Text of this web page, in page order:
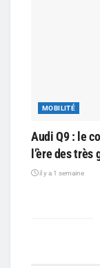
MOBILITÉ
Audi Q9 : le
l’ère des très
il y a 1 semaine